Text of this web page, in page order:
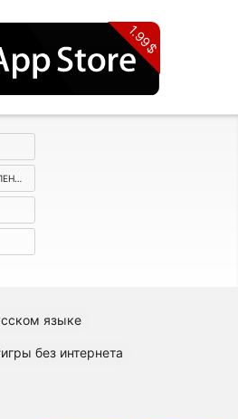
1.99$
языке
без интернета